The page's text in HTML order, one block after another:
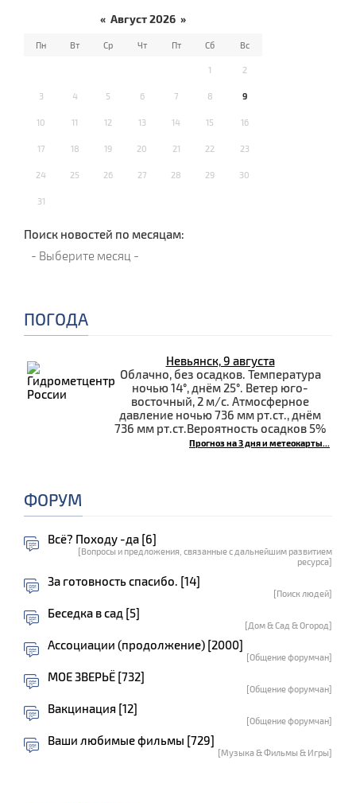
« Август 2026 »
Пн Вт Ср Чт Пт Сб Вс
1 2
3 4 5 6 7 8 9
10 11 12 13 14 15 16
17 18 19 20 21 22 23
24 25 26 27 28 29 30
31
Поиск новостей по месяцам:
ПОГОДА
Невьянск, 9 августа
Облачно, без осадков. Температура
ночью 14°, днём 25°. Ветер юго-
восточный, 2 м/с. Атмосферное
давление ночью 736 мм рт.ст., днём
736 мм рт.ст.Вероятность осадков 5%
Прогноз на 3 дня и метеокарты...
ФОРУМ
Всё? Походу -да [6]
[Вопросы и предложения, связанные с дальнейшим развитием
ресурса]
За готовность спасибо. [14]
[Поиск людей]
Беседка в сад [5]
[Дом & Сад & Огород]
Ассоциации (продолжение) [2000]
[Общение форумчан]
МОЕ ЗВЕРЬЁ [732]
[Общение форумчан]
Вакцинация [12]
[Общение форумчан]
Ваши любимые фильмы [729]
[Музыка & Фильмы & Игры]